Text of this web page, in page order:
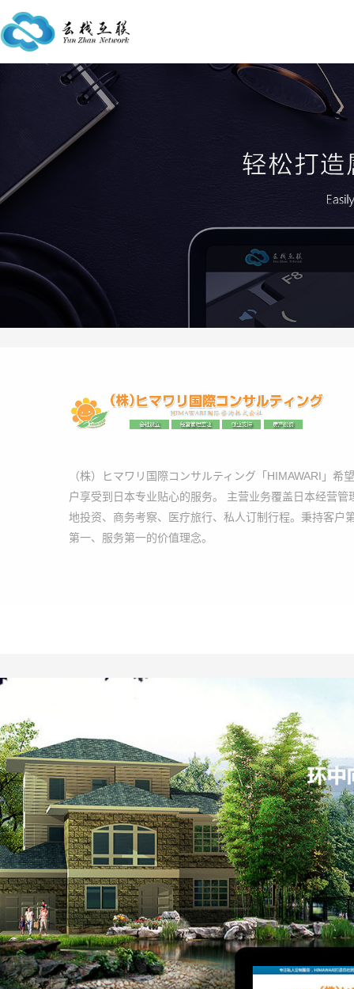
（株）ヒマワリ国際コンサルティング「HIMAWARI」希
户享受到日本专业贴心的服务。 主营业务覆盖日本经营管
地投资、商务考察、医疗旅行、私人订制行程。秉持客户
第一、服务第一的价值理念。